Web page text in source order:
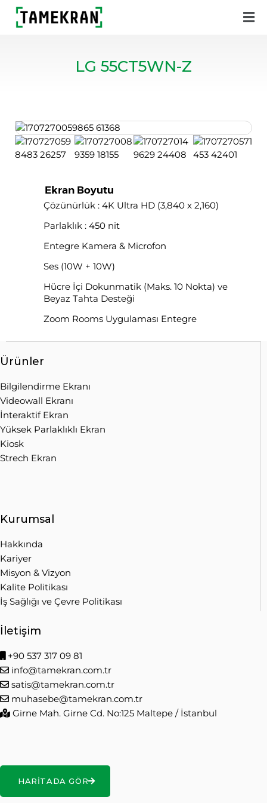
LG 55CT5WN-Z
Ekran Boyutu
Çözünürlük : 4K Ultra HD (3,840 x 2,160)
Parlaklık : 450 nit
Entegre Kamera & Microfon
Ses (10W + 10W)
Hücre İçi Dokunmatik (Maks. 10 Nokta) ve
Beyaz Tahta Desteği
Zoom Rooms Uygulaması Entegre
Ürünler
Bilgilendirme Ekranı
Videowall Ekranı
İnteraktif Ekran
Yüksek Parlaklıklı Ekran
Kiosk
Strech Ekran
Kurumsal
Hakkında
Kariyer
Misyon & Vizyon
Kalite Politikası
İş Sağlığı ve Çevre Politikası
İletişim
+90 537 317 09 81
info@tamekran.com.tr
satis@tamekran.com.tr
muhasebe@tamekran.com.tr
Girne Mah. Girne Cd. No:125 Maltepe / İstanbul
HARITADA GÖR